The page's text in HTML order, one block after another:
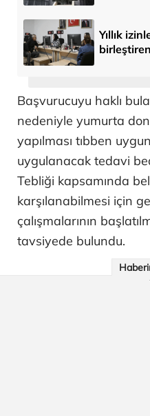
Yıllık
Başvurucuyu haklı
nedeniyle yumurta
yapılması tıbben
uygulanacak tedavi
Tebliği kapsamında
karşılanabilmesi için
çalışmalarının
tavsiyede bulundu.